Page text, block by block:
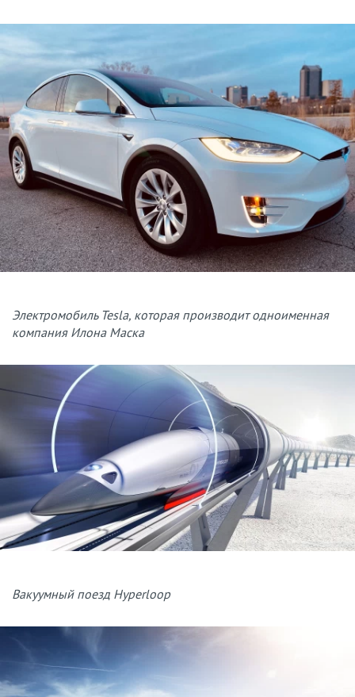
Электромобиль Tesla, которая производит одноименная
компания Илона Маска
Вакуумный поезд Hyperloop